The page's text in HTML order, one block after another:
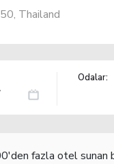
Thailand
Odalar:
fazla otel sunan